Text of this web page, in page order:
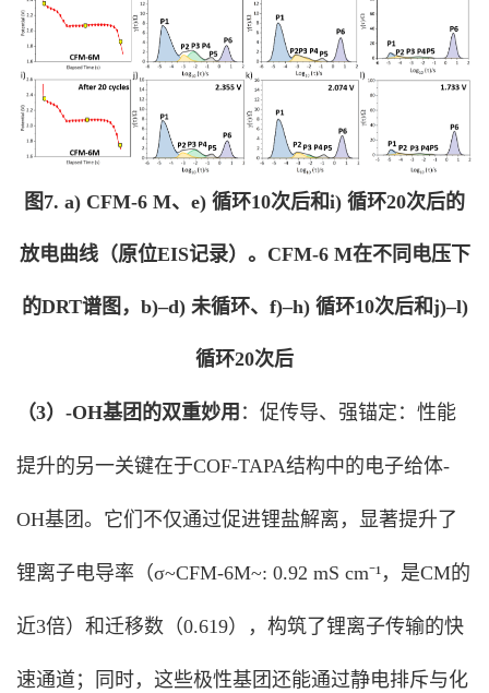
图7. a) CFM-6 M、e) 循环10次后和i) 循环20次后的
放电曲线（原位EIS记录）。CFM-6 M在不同电压下
的DRT谱图，b)–d) 未循环、f)–h) 循环10次后和j)–l)
循环20次后
（3） -OH基团的双重妙用 ：促传导、强锚定：性能
提升的另一关键在于COF-TAPA结构中的电子给体-
OH基团。它们不仅通过促进锂盐解离，显著提升了
锂离子电导率（σ~CFM-6M~: 0.92 mS cm⁻¹，是CM的
近3倍）和迁移数（0.619），构筑了锂离子传输的快
速通道；同时，这些极性基团还能通过静电排斥与化